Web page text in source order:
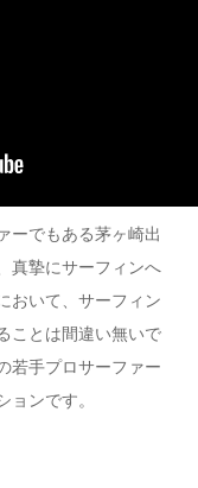
ーでもある茅ヶ崎出
真摯にサーフィンへ
おいて、サーフィン
ことは間違い無いで
若手プロサーファー
ンです。